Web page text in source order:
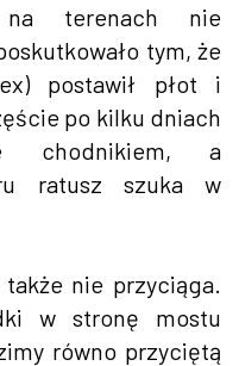
na terenach nie
tym, że
postawił płot i
po kilku dniach
chodnikiem, a
ratusz szuka w
nie przyciąga.
w stronę mostu
równo przyciętą